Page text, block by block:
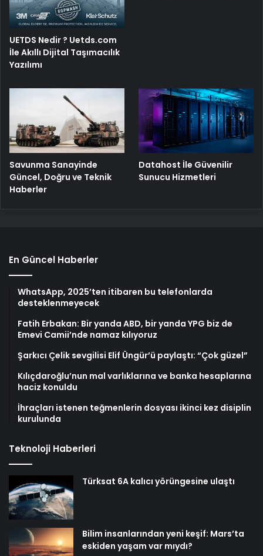
UETDS Nedir ? Uetds.com
İle Akıllı Dijital Taşımacılık
Yazılımı
Savunma Sanayinde
Güncel, Doğru ve Teknik
Haberler
Datahost İle Güvenilir
Sunucu Hizmetleri
En Güncel Haberler
WhatsApp, 2025’ten itibaren bu telefonlarda
desteklenmeyecek
Fatih Erbakan: Bir yanda ABD, bir yanda YPG biz de
Emevi Camii’nde namaz kılıyoruz
Şarkıcı Çelik sevgilisi Elif Üngür’ü paylaştı: “Çok güzel”
Kılıçdaroğlu’nun mal varlıklarına ve banka hesaplarına
haciz konuldu
İhraçları istenen teğmenlerin dosyası ikinci kez disiplin
kurulunda
Teknoloji Haberleri
Türksat 6A kalıcı yörüngesine ulaştı
Bilim insanlarından yeni keşif: Mars’ta
eskiden yaşam var mıydı?